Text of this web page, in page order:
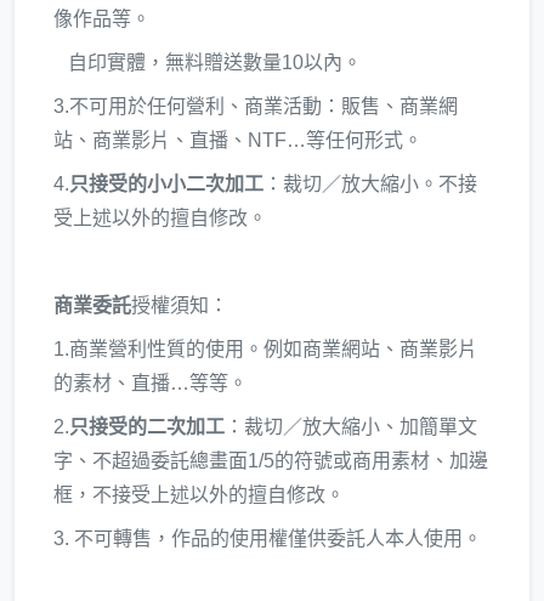
像作品等。
自印實體，無料贈送數量10以內。
3.不可用於任何營利、商業活動：販售、商業網
站、商業影片、直播、NTF…等任何形式。
4.只接受的小小二次加工 ：裁切／放大縮小。不接
受上述以外的擅自修改。
商業委託授權須知：
1.商業營利性質的使用。例如商業網站、商業影片
的素材、直播…等等。
2.只接受的二次加工 ：裁切／放大縮小、加簡單文
字、不超過委託總畫面1/5的符號或商用素材、加邊
框，不接受上述以外的擅自修改。
3. 不可轉售，作品的使用權僅供委託人本人使用。